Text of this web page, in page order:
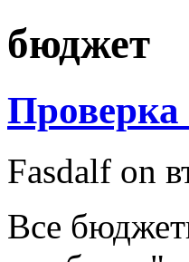
бюджет
Fasdalf on
Все